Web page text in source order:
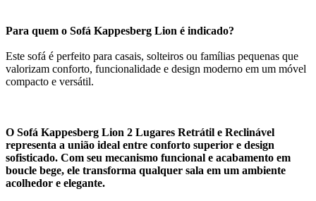
Para quem o Sofá Kappesberg Lion é indicado?
Este sofá é perfeito para casais, solteiros ou famílias pequenas que
valorizam conforto, funcionalidade e design moderno em um móvel
compacto e versátil.
O Sofá Kappesberg Lion 2 Lugares Retrátil e Reclinável
representa a união ideal entre conforto superior e design
sofisticado. Com seu mecanismo funcional e acabamento em
boucle bege, ele transforma qualquer sala em um ambiente
acolhedor e elegante.